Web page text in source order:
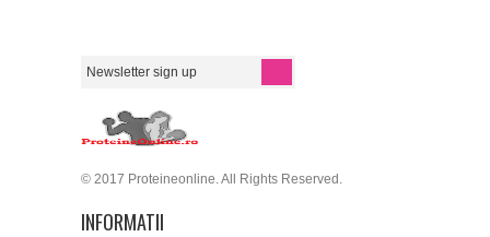
© 2017 Proteineonline. All Rights Reserved.
INFORMATII